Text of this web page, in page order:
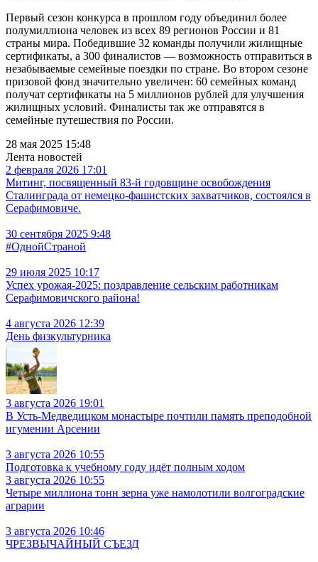
Первый сезон конкурса в прошлом году объединил более
полумиллиона человек из всех 89 регионов России и 81
страны мира. Победившие 32 команды получили жилищные
сертификаты, а 300 финалистов — возможность отправиться в
незабываемые семейные поездки по стране. Во втором сезоне
призовой фонд значительно увеличен: 60 семейных команд
получат сертификаты на 5 миллионов рублей для улучшения
жилищных условий. Финалисты так же отправятся в
семейные путешествия по России.
28 мая 2025 15:48
Лента новостей
2 февраля 2026 17:01
Митинг, посвященный 83-й годовщине освобождения
Сталинграда от немецко-фашистских захватчиков, состоялся в
Серафимовиче.
30 сентября 2025 9:48
#ОднойСтраной
29 июля 2025 10:17
Успех урожая-2025: поздравление сельским работникам
Серафимовичского района!
4 августа 2026 12:39
День физкультурника
3 августа 2026 19:01
В Усть‑Медведицком монастыре почтили память преподобной
игумении Арсении
3 августа 2026 10:55
Подготовка к учебному году идёт полным ходом
3 августа 2026 10:55
Четыре миллиона тонн зерна уже намолотили волгоградские
аграрии
3 августа 2026 10:46
ЧРЕЗВЫЧАЙНЫЙ СЪЕЗД